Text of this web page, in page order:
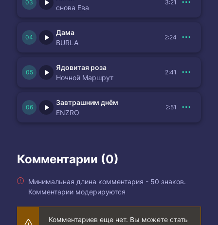
снова Ева
3:21
Дама
BURLA
2:24
Ядовитая роза
Ночной Маршрут
2:41
Завтрашним днём
ENZRO
2:51
Комментарии (0)
Минимальная длина комментария - 50 знаков.
Комментарии модерируются
Комментариев еще нет. Вы можете стать